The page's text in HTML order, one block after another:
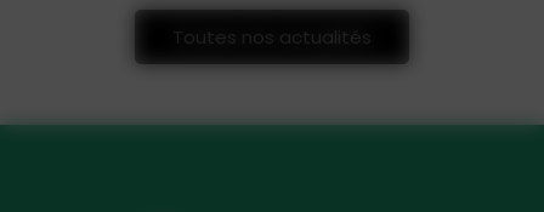
Toutes nos actualités